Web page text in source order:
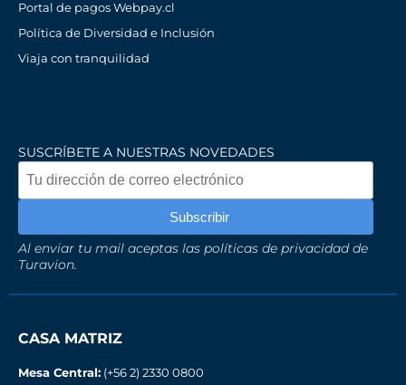
Portal de pagos Webpay.cl
Política de Diversidad e Inclusión
Viaja con tranquilidad
SUSCRÍBETE A NUESTRAS NOVEDADES
Al enviar tu mail aceptas las políticas de privacidad de
Turavion.
CASA MATRIZ
Mesa Central: (+56 2) 2330 0800